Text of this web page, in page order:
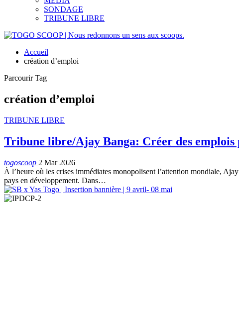
SONDAGE
TRIBUNE LIBRE
Accueil
création d’emploi
Parcourir Tag
création d’emploi
TRIBUNE LIBRE
Tribune libre/Ajay Banga: Créer des
togoscoop 2 Mar 2026
À l’heure où les crises immédiates monopolisent l’attention mondiale,
pays en développement. Dans…